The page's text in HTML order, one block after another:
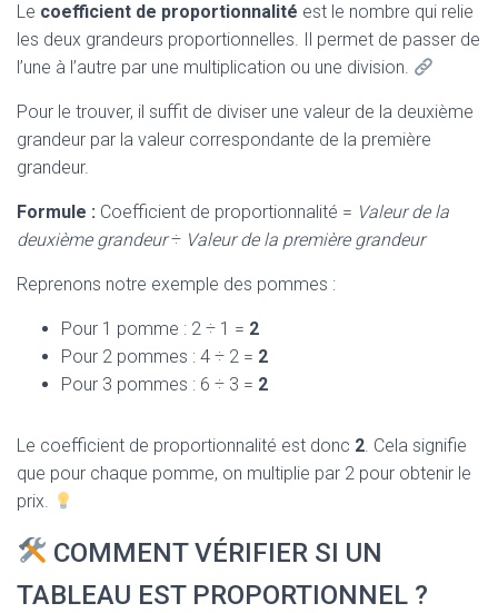
Le coefficient de proportionnalité est le nombre qui relie
les deux grandeurs proportionnelles. Il permet de passer de
l’une à l’autre par une multiplication ou une division.
Pour le trouver, il suffit de diviser une valeur de la deuxième
grandeur par la valeur correspondante de la première
grandeur.
Formule : Coefficient de proportionnalité = Valeur de la
deuxième grandeur÷ Valeur de la première grandeur
Reprenons notre exemple des pommes :
Pour 1 pomme : 2 ÷ 1 = 2
Pour 2 pommes : 4 ÷ 2 = 2
Pour 3 pommes : 6 ÷ 3 = 2
Le coefficient de proportionnalité est donc 2. Cela signifie
que pour chaque pomme, on multiplie par 2 pour obtenir le
prix.
COMMENT VÉRIFIER SI UN
TABLEAU EST PROPORTIONNEL ?